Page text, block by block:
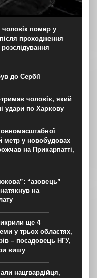
Україна
деяких неросійських
Чорного
для експорту
помер у
проходження
до Сербії
чоловік, який
удари по Харкову
метр у новобудовах
на Прикарпатті,
“азовець”
на
ще 4
у трьох областях,
– посадовець НГУ,
вишу
нацгвардійця,